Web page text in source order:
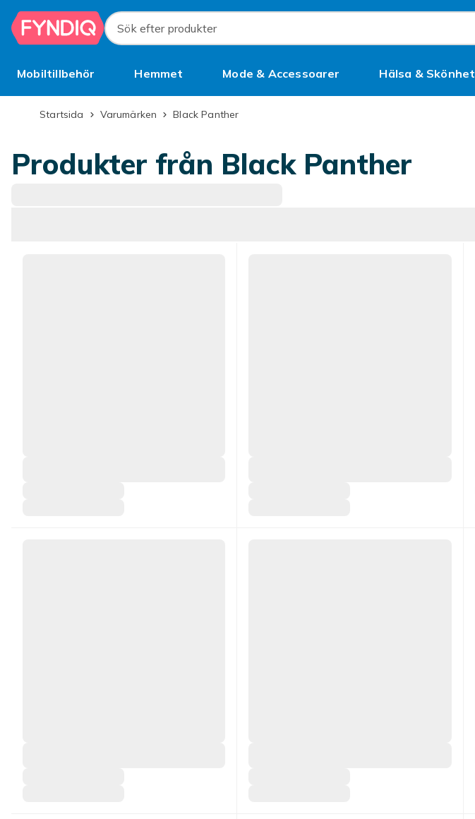
Hoppa till huvudinnehållet
Sök efter produkter
Mobiltillbehör Hemmet Mode & Accessoarer Hälsa & Skönhet
Bättre än begagnat
Startsida Varumärken Black Panther
Produkter från Black Panther